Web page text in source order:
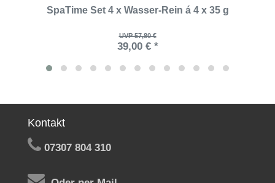
SpaTime Set 4 x Wasser-Rein á 4 x 35 g
UVP 57,80 €
39,00 € *
Kontakt
07307 804 310